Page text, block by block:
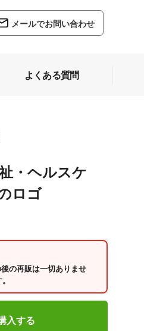
メールでお問い合わせ
よくある質問
・ヘルスケ
ロゴ
の再販は一切ありませ
入する